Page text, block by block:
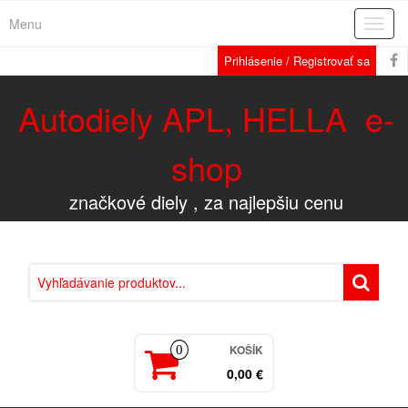
Menu
Prihlásenie / Registrovať sa
Autodiely APL, HELLA e-
shop
značkové diely , za najlepšiu cenu
0 KOŠÍK
0,00 €